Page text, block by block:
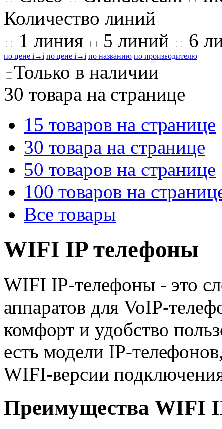
Количество линий
1 линия
5 линий 6
по цене i →i по цене i →i по названию по производителю
Только в наличии
30 товара на странице
15 товаров на странице
30 товара на странице
50 товаров на странице
100 товаров на
Все товары
WIFI IP телефоны
WIFI IP-телефоны - это
аппаратов для VoIP-
комфорт и удобство
есть модели IP-
WIFI-версии
Преимущества WIFI